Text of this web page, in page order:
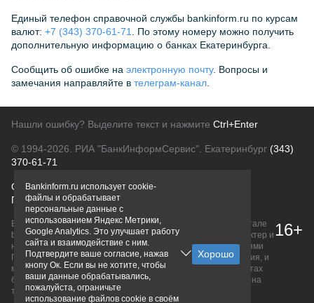
Единый телефон справочной службы bankinform.ru по курсам
валют: +7 (343) 370-61-71
. По этому номеру можно получить
дополнительную информацию о банках Екатеринбурга.
Сообщить об ошибке на электронную почту. Вопросы и
замечания направляйте в телеграм-канал
Нашли ошибку? Выделите текст и нажмите Ctrl+Enter
© 1994-2026. РИА "БанкИнформСервис". Екатеринбург (343)
370-61-71
О проектеПолитика конфиденциальности
Правовая информацияДля рекламодателей
Вся информация о продуктах банков, размещенная на портале
bankinform.ru, носит исключительно ознакомительный характер и
не является публичной офертой, определяемой положениями
ГК РФ. Информация не содержит точного и полного описания, и
может быть изменена. Конечные условия уточняйте на сайтах
банков или при личном обращении. Исключительное право на
товарные знаки принадлежит их правообладателям.
16+
Bankinform.ru использует cookie-
файлы и обрабатывает
персональные данные с
использованием Яндекс Метрики,
Google Analytics. Это улучшает работу
сайта и взаимодействие с ним.
Подтвердите ваше согласие, нажав
кнопу Ок. Если вы не хотите, чтобы
ваши данные обрабатывались,
пожалуйста, ограничьте
использование файлов cookie в своём